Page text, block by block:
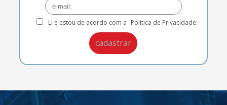
Li e estou de acordo com a Política de Privacidade.